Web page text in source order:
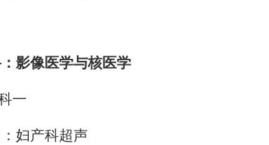
影像医学与核医学
一
妇产科超声